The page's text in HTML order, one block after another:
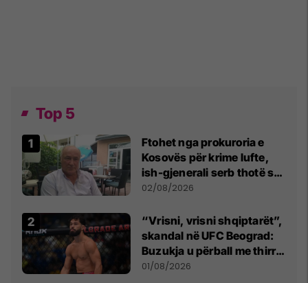
Top 5
Ftohet nga prokuroria e
Kosovës për krime lufte,
ish-gjenerali serb thotë se
dikush e tradhtoi në
02/08/2026
“Vrisni, vrisni shqiptarët”,
skandal në UFC Beograd:
Buzukja u përball me thirrje
anti-shqiptare nga
01/08/2026